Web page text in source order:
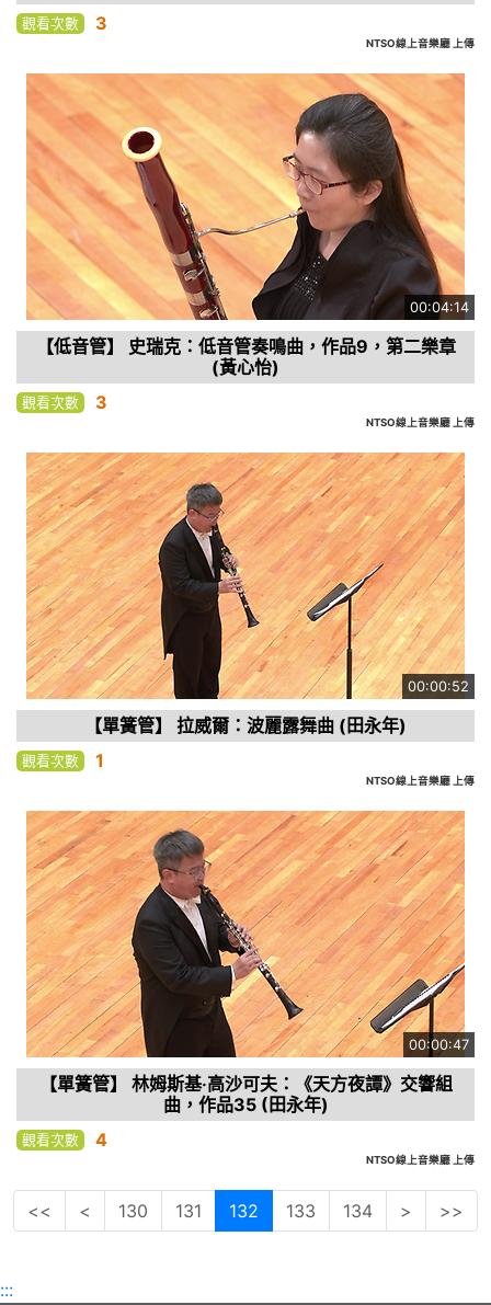
觀看次數 3
NTSO線上音樂廳 上傳
00:04:14
【低音管】 史瑞克：低音管奏鳴曲，作品9，第二樂章
(黃心怡)
觀看次數 3
NTSO線上音樂廳 上傳
00:00:52
【單簧管】 拉威爾：波麗露舞曲 (田永年)
觀看次數 1
NTSO線上音樂廳 上傳
00:00:47
【單簧管】 林姆斯基‧高沙可夫：《天方夜譚》交響組
曲，作品35 (田永年)
觀看次數 4
NTSO線上音樂廳 上傳
<< < 130 131 132 133 134 > >>
:::